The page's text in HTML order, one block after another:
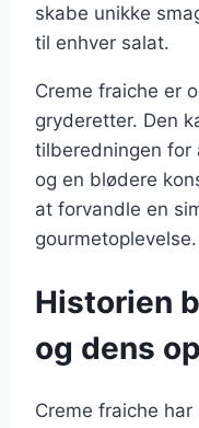
skabe unikke
til enhver salat.
Creme fraiche er
gryderetter. Den
tilberedningen for
og en blødere
at forvandle en
gourmetoplevelse.
Historien
og dens
Creme fraiche